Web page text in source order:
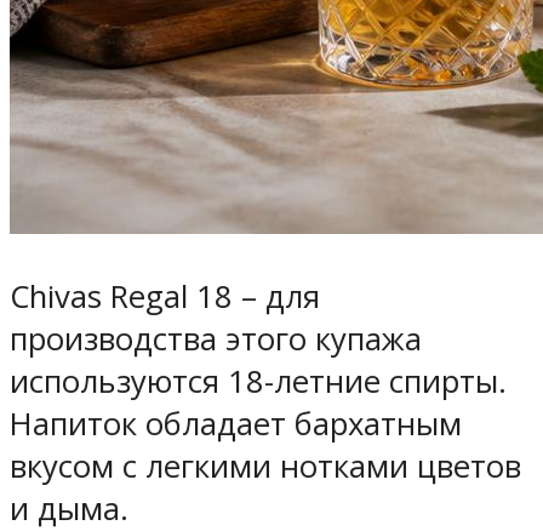
Chivas Regal 18 – для
производства этого купажа
используются 18-летние спирты.
Напиток обладает бархатным
вкусом с легкими нотками цветов
и дыма.